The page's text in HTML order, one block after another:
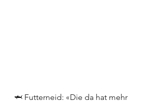
🦈 Futterneid: «Die da hat mehr